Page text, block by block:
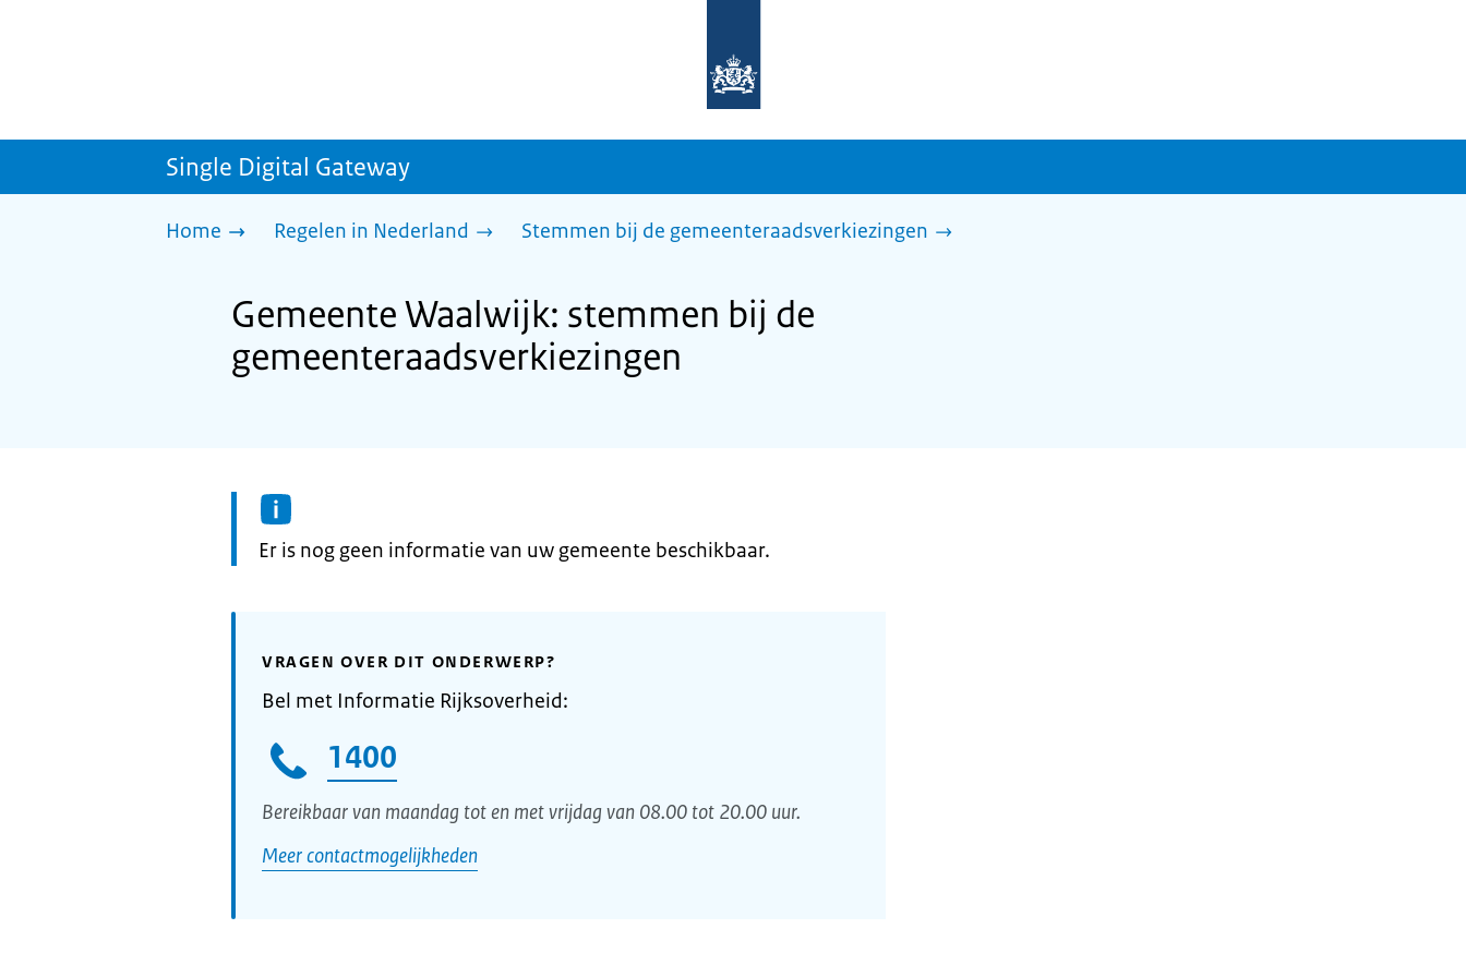
homepage
sdg.rijksoverheid.nl
Single Digital Gateway
Home Regelen in Nederland Stemmen bij de gemeenteraadsverkiezingen
Gemeente Waalwijk: stemmen bij de
gemeenteraadsverkiezingen
Informatie:
Er is nog geen informatie van uw gemeente beschikbaar.
VRAGEN OVER DIT ONDERWERP?
Bel met Informatie Rijksoverheid:
1400
Bereikbaar van maandag tot en met vrijdag van 08.00 tot 20.00 uur.
Meer contactmogelijkheden